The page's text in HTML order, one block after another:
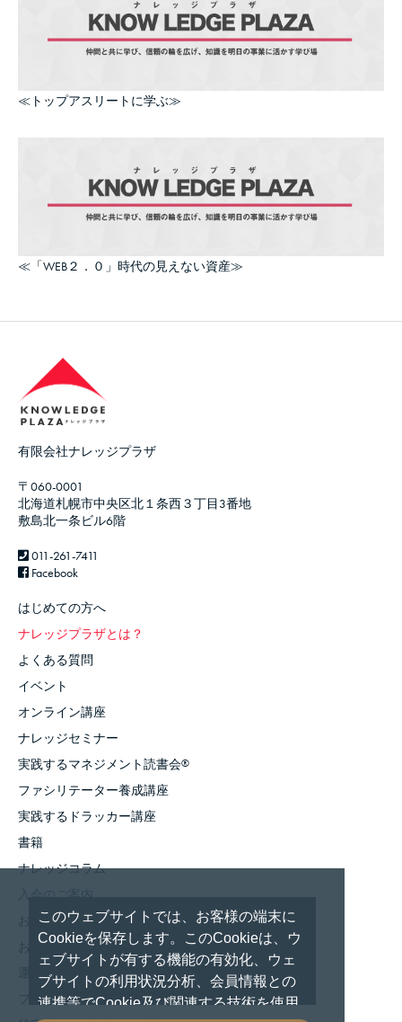
このウェブサイトでは、お客様の端末に
Cookieを保存します。このCookieは、ウ
ェブサイトが有する機能の有効化、ウェ
ブサイトの利用状況分析、会員情報との
連携等でCookie及び関連する技術を使用
≪トップアスリートに学ぶ≫
≪「WEB２．０」時代の見えない資産≫
有限会社ナレッジプラザ
〒060-0001
北海道札幌市中央区北１条西３丁目3番地
敷島北一条ビル6階
011-261-7411
Facebook
はじめての方へ
ナレッジプラザとは？
よくある質問
イベント
オンライン講座
ナレッジセミナー
実践するマネジメント読書会®
ファシリテーター養成講座
実践するドラッカー講座
書籍
ナレッジコラム
入会のご案内
お知らせ
お問い合わせ
運営者情報
プライバシーポリシー